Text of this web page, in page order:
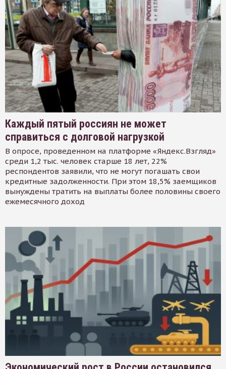
Каждый пятый россиян не может
справиться с долговой нагрузкой
В опросе, проведенном на платформе «Яндекс.Взгляд»
среди 1,2 тыс. человек старше 18 лет, 22%
респондентов заявили, что не могут погашать свои
кредитные задолженности. При этом 18,5% заемщиков
вынуждены тратить на выплаты более половины своего
ежемесячного доход